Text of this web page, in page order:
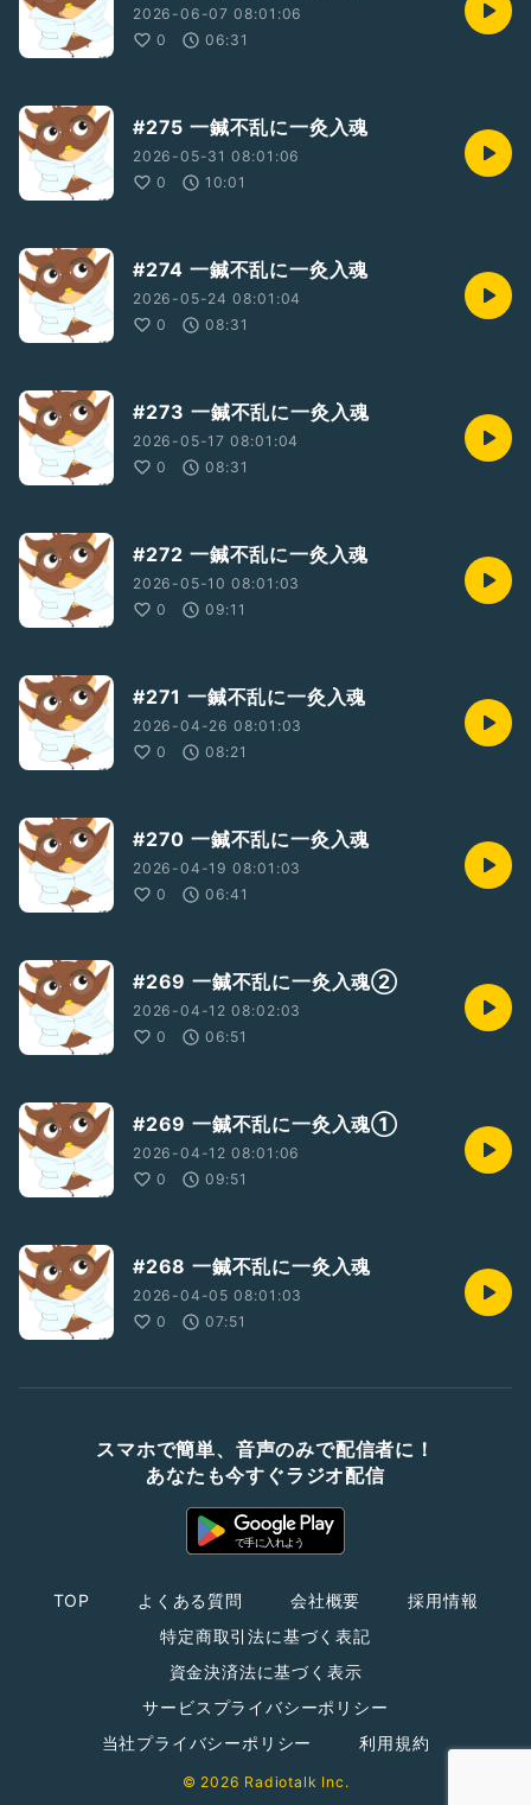
2026-06-07 08:01:06
0
06:31
#275 一鍼不乱に一灸入魂
2026-05-31 08:01:06
0
10:01
#274 一鍼不乱に一灸入魂
2026-05-24 08:01:04
0
08:31
#273 一鍼不乱に一灸入魂
2026-05-17 08:01:04
0
08:31
#272 一鍼不乱に一灸入魂
2026-05-10 08:01:03
0
09:11
#271 一鍼不乱に一灸入魂
2026-04-26 08:01:03
0
08:21
#270 一鍼不乱に一灸入魂
2026-04-19 08:01:03
0
06:41
#269 一鍼不乱に一灸入魂②
2026-04-12 08:02:03
0
06:51
#269 一鍼不乱に一灸入魂①
2026-04-12 08:01:06
0
09:51
#268 一鍼不乱に一灸入魂
2026-04-05 08:01:03
0
07:51
スマホで簡単、音声のみで配信者に！
あなたも今すぐラジオ配信
TOP よくある質問 会社概要
採用情報
特定商取引法に基づく表記
資金決済法に基づく表示
サービスプライバシーポリシー
当社プライバシーポリシー
利用規約
© 2026 Radiotalk Inc.